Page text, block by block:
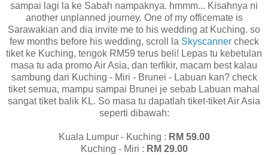
sampai lagi la ke Sabah nampaknya. hmmm... Kisahnya ni
another unplanned journey. One of my officemate is
Sarawakian and dia invite me to his wedding at Kuching. so
few months before his wedding, scroll la Skyscannercheck
tiket ke Kuching, tengok RM59 terus beli! Lepas tu kebetulan
masa tu ada promo Air Asia, dan terfikir, macam best kalau
sambung dari Kuching - Miri - Brunei - Labuan kan? check
tiket semua, mampu sampai Brunei je sebab Labuan mahal
sangat tiket balik KL. So masa tu dapatlah tiket-tiket Air Asia
seperti dibawah:
Kuala Lumpur - Kuching : RM 59.00
Kuching - Miri : RM 29.00